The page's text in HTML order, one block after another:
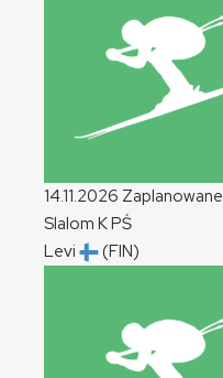
14.11.2026 Zaplanowane
Slalom KPŚ
Levi
(FIN)